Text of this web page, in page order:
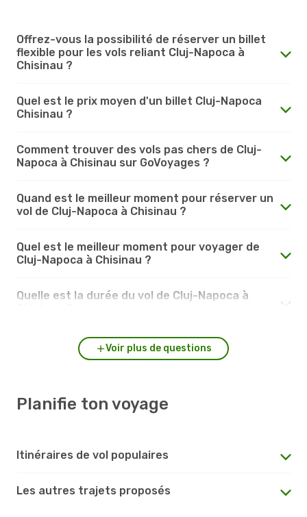
Offrez-vous la possibilité de réserver un billet
flexible pour les vols reliant Cluj-Napoca à
Chisinau ?
Quel est le prix moyen d'un billet Cluj-Napoca
Chisinau ?
Comment trouver des vols pas chers de Cluj-
Napoca à Chisinau sur GoVoyages ?
Quand est le meilleur moment pour réserver un
vol de Cluj-Napoca à Chisinau ?
Quel est le meilleur moment pour voyager de
Cluj-Napoca à Chisinau ?
Quelle est la durée du vol de Cluj-Napoca à
Voir plus de questions
Planifie ton voyage
Itinéraires de vol populaires
Les autres trajets proposés